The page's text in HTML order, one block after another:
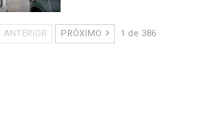
ANTERIOR PRÓXIMO 1 de 386